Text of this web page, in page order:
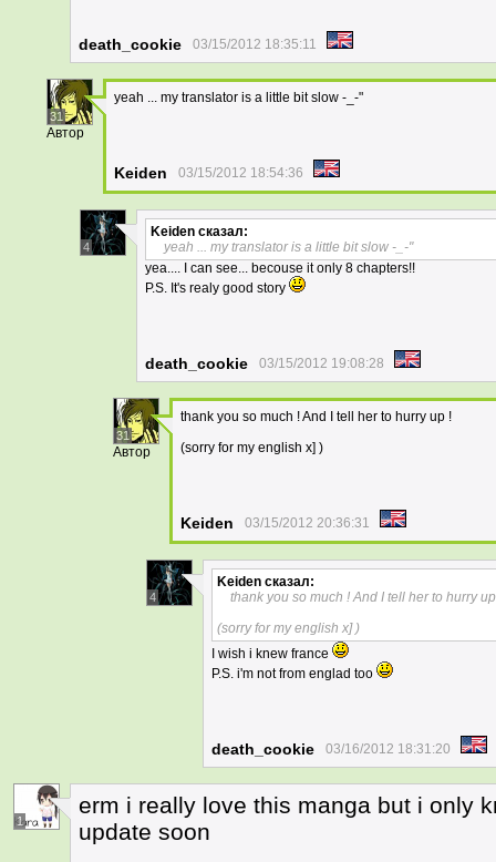
death_cookie 03/15/2012 18:35:11
31
Автор
yeah ... my translator is a little bit slow -_-"
Keiden 03/15/2012 18:54:36
4
Keiden сказал:
yeah ... my translator is a little bit slow -_-"
yea.... I can see... becouse it only 8 chapters!!
P.S. It's realy good story
death_cookie 03/15/2012 19:08:28
31
Автор
thank you so much ! And I tell her to hurry up !
(sorry for my english x] )
Keiden 03/15/2012 20:36:31
4
Keiden сказал:
thank you so much ! And I tell her to hurry
(sorry for my english x] )
I wish i knew france
P.S. i'm not from englad too
death_cookie 03/16/2012 18:31:20
1
erm i really love this manga but i only
update soon